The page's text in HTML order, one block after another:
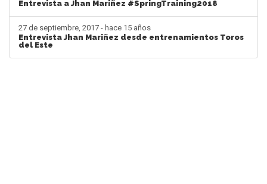
Entrevista a Jhan Mariñez #SpringTraining2018
27 de septiembre, 2017 - hace 15 años
Entrevista Jhan Mariñez desde entrenamientos Toros
del Este